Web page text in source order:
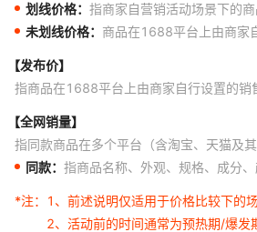
划线价格： 指商家自营销活动场景下的
未划线价格： 商品在1688平台上由商家
【发布价】
指商品在1688平台上由商家自行设置的销
【全网销量】
指同款商品在多个平台（含淘宝、天猫及
同款： 指商品名称、外观、规格、成分
*注：
1、前述说明仅适用于价格比较下的场
2、活动前的时间通常为预热期/爆发